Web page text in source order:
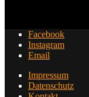
Facebook
Instagram
Email
Impressum
Datenschutz